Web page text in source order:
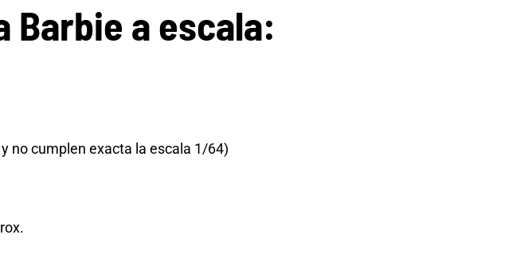
Barbie a escala:
no cumplen exacta la escala 1/64)